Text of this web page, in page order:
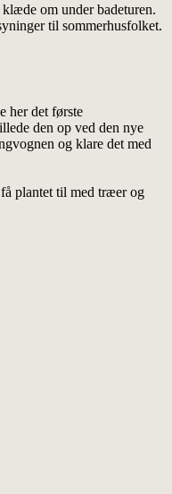
om under badeturen.
til sommerhusfolket.
her det første
den op ved den nye
og klare det med
plantet til med træer og